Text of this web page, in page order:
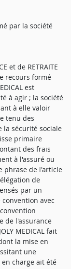
par la société
et de RETRAITE
recours formé
est
à agir ; la société
à elle valoir
tenu des
la sécurité sociale
primaire
des frais
à l'assuré ou
phrase de l'article
de
par un
avec
de l'assurance
MEDICAL fait
la mise en
une
charge ait été